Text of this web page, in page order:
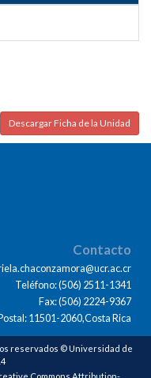
Descargar Ficha de la Unidad
Contacto
Teléfono: (506) 2511-1341
Fax: (506) 2224-9367
11501-2060,Costa Rica
reservados © Universidad de